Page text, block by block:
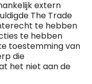
extern
The Trade
te hebben
te hebben
toestemming van
die
het niet aan de
access
MM e - News
MM Brunch
MM Tech
MM Best of
Research